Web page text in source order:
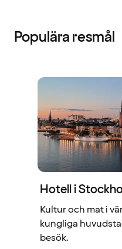
Populära resmål
Hotell i
Kultur och mat i
kungliga
besök.